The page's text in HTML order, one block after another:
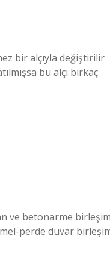
bir alçıyla değiştirilir
bu alçı birkaç
ve betonarme birleşim
perde duvar